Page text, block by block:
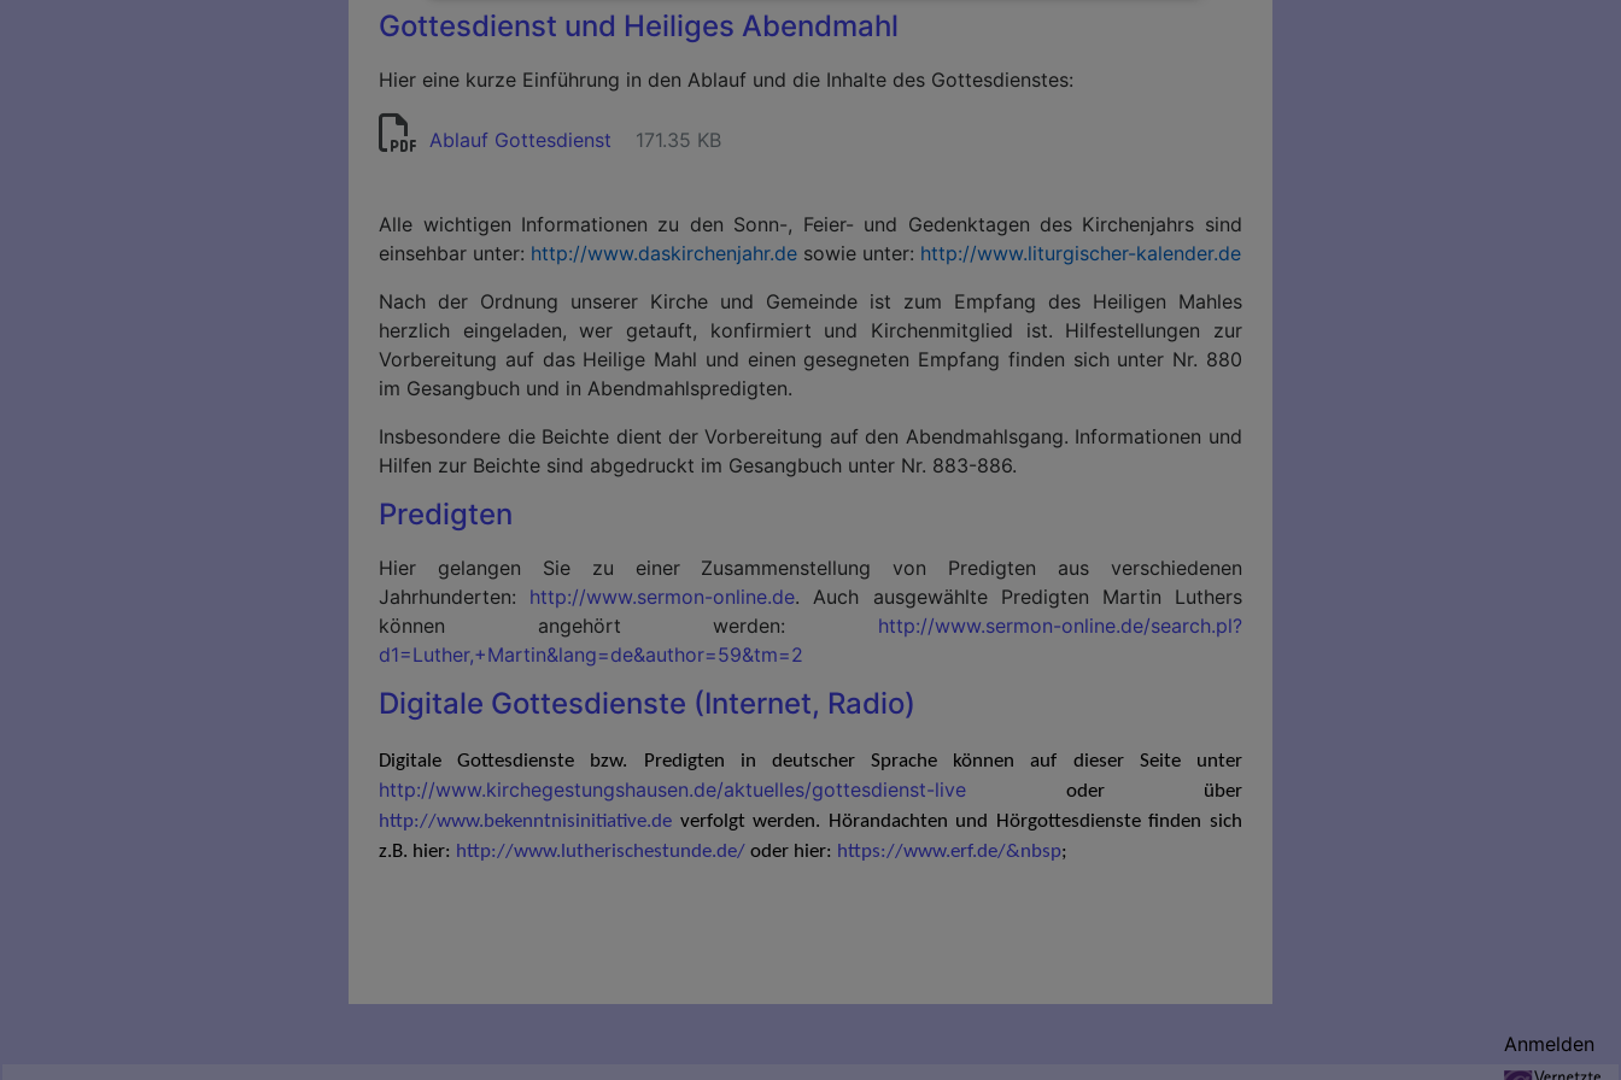
Gottesdienst und Heiliges Abendmahl
Hier eine kurze Einführung in den Ablauf und die Inhalte des Gottesdienstes:
Ablauf Gottesdienst 171.35 KB
Alle wichtigen Informationen zu den Sonn-, Feier- und Gedenktagen des Kirchenjahrs sind
einsehbar unter: http://www.daskirchenjahr.de sowie unter: http://www.liturgischer-kalender.de
Nach der Ordnung unserer Kirche und Gemeinde ist zum Empfang des Heiligen Mahles
herzlich eingeladen, wer getauft, konfirmiert und Kirchenmitglied ist. Hilfestellungen zur
Vorbereitung auf das Heilige Mahl und einen gesegneten Empfang finden sich unter Nr. 880
im Gesangbuch und in Abendmahlspredigten.
Insbesondere die Beichte dient der Vorbereitung auf den Abendmahlsgang. Informationen und
Hilfen zur Beichte sind abgedruckt im Gesangbuch unter Nr. 883-886.
Predigten
Hier gelangen Sie zu einer Zusammenstellung von Predigten aus verschiedenen
Jahrhunderten: http://www.sermon-online.de. Auch ausgewählte Predigten Martin Luthers
können angehört werden: http://www.sermon-online.de/search.pl?
d1=Luther,+Martin&lang=de&author=59&tm=2
Digitale Gottesdienste (Internet, Radio)
Digitale Gottesdienste bzw. Predigten in deutscher Sprache können auf dieser Seite unter
http://www.kirchegestungshausen.de/aktuelles/gottesdienst-live
oder über
http://www.bekenntnisinitiative.de verfolgt werden. Hörandachten und Hörgottesdienste finden sich
z.B. hier: http://www.lutherischestunde.de/ oder hier: https://www.erf.de/&nbsp;
Anmelden